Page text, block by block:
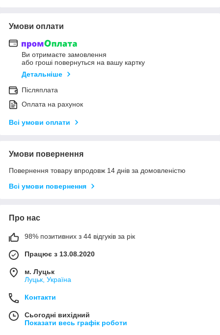
Умови оплати
Ви отримаєте замовлення
або гроші повернуться на вашу картку
Детальніше
Післяплата
Оплата на рахунок
Всі умови оплати
Умови повернення
Повернення товару впродовж 14 днів за домовленістю
Всі умови повернення
Про нас
98% позитивних з 44 відгуків за рік
Працює з 13.08.2020
м. Луцьк
Луцьк, Україна
Контакти
Сьогодні вихідний
Показати весь графік роботи